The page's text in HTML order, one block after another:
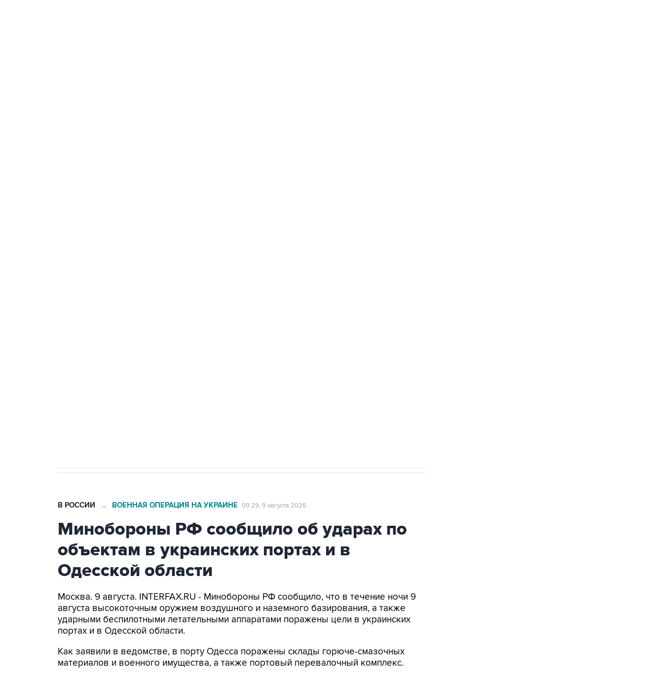
В РОССИИ → ВОЕННАЯ ОПЕРАЦИЯ НА УКРАИНЕ 09:29, 9 августа 2026
Минобороны РФ сообщило об ударах по
объектам в украинских портах и в
Одесской области
Москва. 9 августа. INTERFAX.RU - Минобороны РФ сообщило, что в течение ночи 9
августа высокоточным оружием воздушного и наземного базирования, а также
ударными беспилотными летательными аппаратами поражены цели в украинских
портах и в Одесской области.
Как заявили в ведомстве, в порту Одесса поражены склады горюче-смазочных
материалов и военного имущества, а также портовый перевалочный комплекс.